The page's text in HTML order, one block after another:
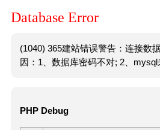
Database Error
(1040) 365建站错误警告：连接数
因：1、数据库密码不对; 2、mysql
PHP Debug